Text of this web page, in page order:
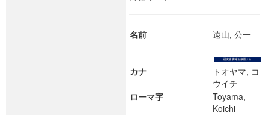
名前 遠山, 公一
カナ
トオヤマ, コ
ウイチ
ローマ字
Toyama,
Koichi